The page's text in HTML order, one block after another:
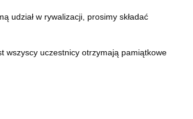
udział w rywalizacji, prosimy składać
wszyscy uczestnicy otrzymają pamiątkowe